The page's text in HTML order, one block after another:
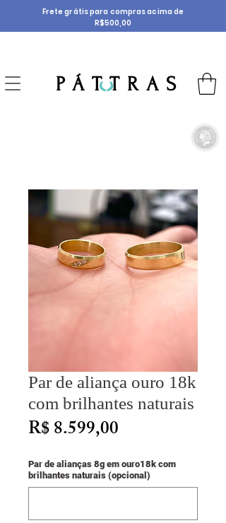
P Á T T R A S
Frete grátis para compras acima de
R$500,00
Par de aliança ouro 18k
com brilhantes naturais
R$ 8.599,00
Par de alianças 8g em ouro18k com
brilhantes naturais (opcional)